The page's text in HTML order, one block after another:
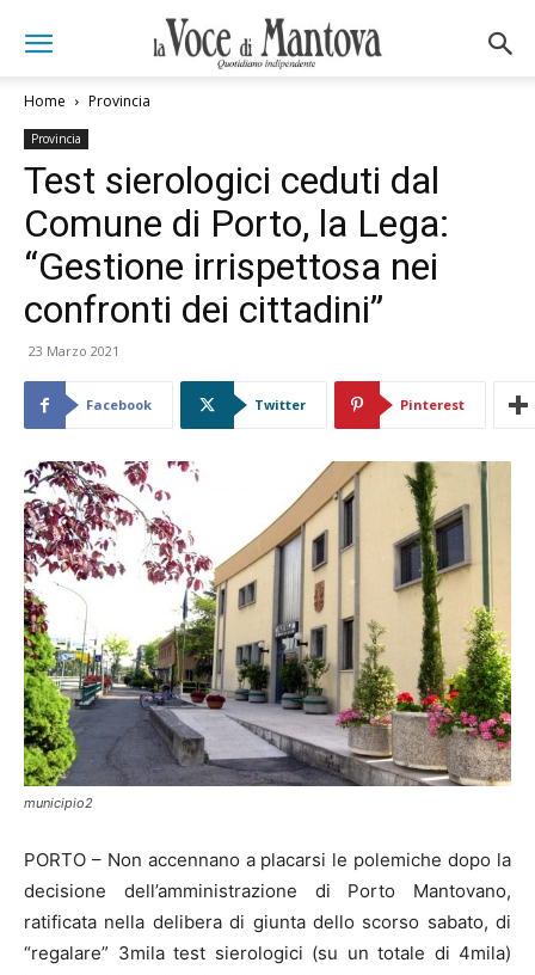
Home Provincia
Provincia
Test sierologici ceduti dal
Comune di Porto, la Lega:
“Gestione irrispettosa nei
confronti dei cittadini”
23 Marzo 2021
Facebook Twitter Pinterest
municipio2
PORTO – Non accennano a placarsi le polemiche dopo la
decisione dell’amministrazione di Porto Mantovano,
ratificata nella delibera di giunta dello scorso sabato, di
“regalare” 3mila test sierologici (su un totale di 4mila)